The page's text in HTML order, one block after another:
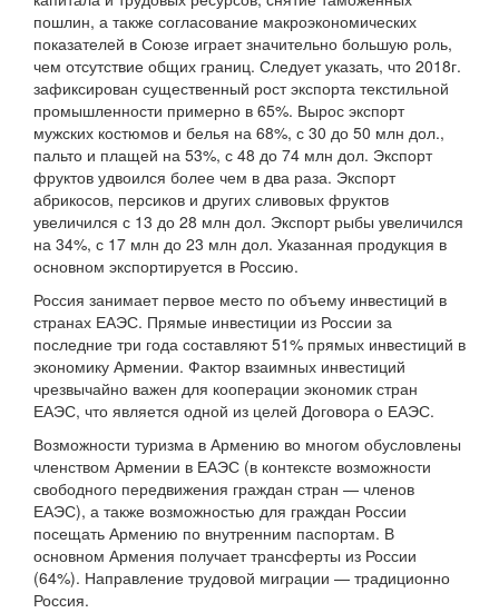
пошлин, а также согласование макроэкономических
показателей в Союзе играет значительно большую роль,
чем отсутствие общих границ. Следует указать, что 2018г.
зафиксирован существенный рост экспорта текстильной
промышленности примерно в 65%. Вырос экспорт
мужских костюмов и белья на 68%, с 30 до 50 млн дол.,
пальто и плащей на 53%, с 48 до 74 млн дол. Экспорт
фруктов удвоился более чем в два раза. Экспорт
абрикосов, персиков и других сливовых фруктов
увеличился с 13 до 28 млн дол. Экспорт рыбы увеличился
на 34%, с 17 млн до 23 млн дол. Указанная продукция в
основном экспортируется в Россию.
Россия занимает первое место по объему инвестиций в
странах ЕАЭС. Прямые инвестиции из России за
последние три года составляют 51% прямых инвестиций в
экономику Армении. Фактор взаимных инвестиций
чрезвычайно важен для кооперации экономик стран
ЕАЭС, что является одной из целей Договора о ЕАЭС.
Возможности туризма в Армению во многом обусловлены
членством Армении в ЕАЭС (в контексте возможности
свободного передвижения граждан стран — членов
ЕАЭС), а также возможностью для граждан России
посещать Армению по внутренним паспортам. В
основном Армения получает трансферты из России
(64%). Направление трудовой миграции — традиционно
Россия.